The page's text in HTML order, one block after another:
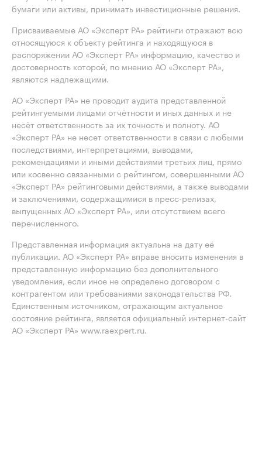
бумаги или активы, принимать инвестиционные решения.
Присваиваемые АО «Эксперт РА» рейтинги отражают всю
относящуюся к объекту рейтинга и находящуюся в
распоряжении АО «Эксперт РА» информацию, качество и
достоверность которой, по мнению АО «Эксперт РА»,
являются надлежащими.
АО «Эксперт РА» не проводит аудита представленной
рейтингуемыми лицами отчётности и иных данных и не
несёт ответственность за их точность и полноту. АО
«Эксперт РА» не несет ответственности в связи с любыми
последствиями, интерпретациями, выводами,
рекомендациями и иными действиями третьих лиц, прямо
или косвенно связанными с рейтингом, совершенными АО
«Эксперт РА» рейтинговыми действиями, а также выводами
и заключениями, содержащимися в пресс-релизах,
выпущенных АО «Эксперт РА», или отсутствием всего
перечисленного.
Представленная информация актуальна на дату её
публикации. АО «Эксперт РА» вправе вносить изменения в
представленную информацию без дополнительного
уведомления, если иное не определено договором с
контрагентом или требованиями законодательства РФ.
Единственным источником, отражающим актуальное
состояние рейтинга, является официальный интернет-сайт
АО «Эксперт РА» www.raexpert.ru.